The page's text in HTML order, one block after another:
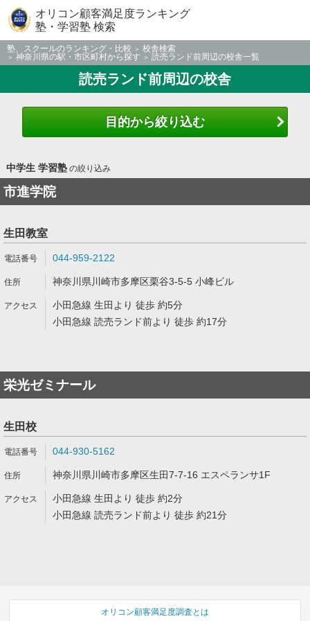
オリコン顧客満足度ランキング
塾・学習塾 検索
塾、スクールのランキング・比較
校舎検索
神奈川県の駅・市区町村から探す
読売ランド前周辺の校舎一覧
読売ランド前周辺の校舎
目的から絞り込む
中学生 学習塾の絞り込み
市進学院
生田教室
044-959-2122
神奈川県川崎市多摩区栗谷3-5-5 小峰ビル
小田急線 生田より 徒歩 約5分
小田急線 読売ランド前より 徒歩 約17分
栄光ゼミナール
生田校
044-930-5162
神奈川県川崎市多摩区生田7-7-16 エスペランサ1F
小田急線 生田より 徒歩 約2分
小田急線 読売ランド前より 徒歩 約21分
オリコン顧客満足度調査とは